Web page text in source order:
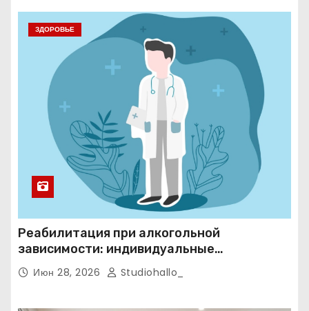
ЗДОРОВЬЕ
Реабилитация при алкогольной
зависимости: индивидуальные
программы, психотерапия и
ресоциализация при анонимном подходе
Июн 28, 2026 Studiohallo_